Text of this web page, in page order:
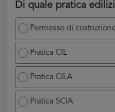
Di quale pratica
Permesso di
Pratica CIL
Pratica CILA
Pratica SCIA